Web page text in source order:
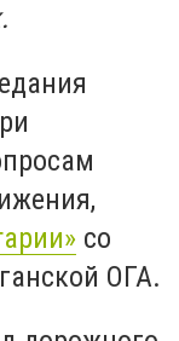
со
ОГА.